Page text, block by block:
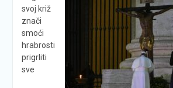
svoj križ
znači
smoći
hrabrosti
prigrliti
sve